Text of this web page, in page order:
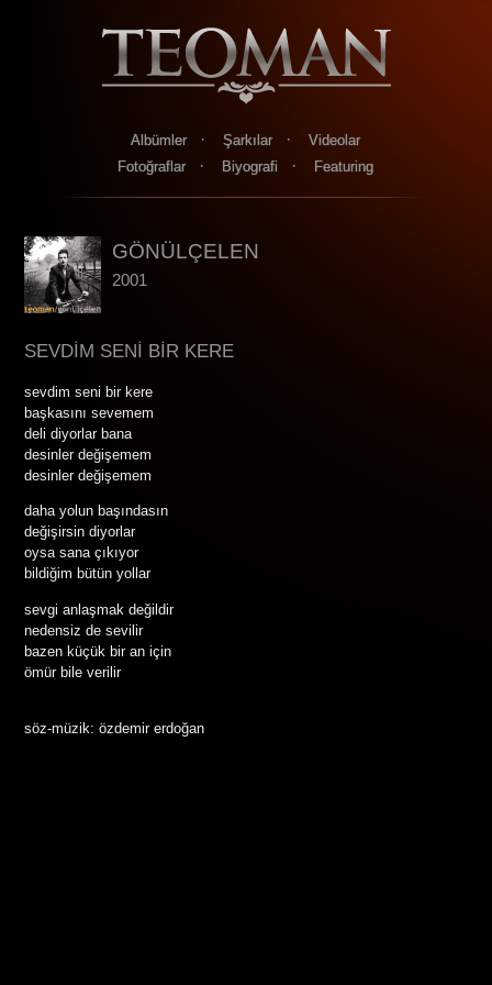
Albümler · Şarkılar ·
Videolar
Fotoğraflar
· Biyografi · Featuring
GÖNÜLÇELEN
2001
SEVDİM SENİ BİR KERE
sevdim seni bir kere
başkasını sevemem
deli diyorlar bana
desinler değişemem
desinler değişemem
daha yolun başındasın
değişirsin diyorlar
oysa sana çıkıyor
bildiğim bütün yollar
sevgi anlaşmak değildir
nedensiz de sevilir
bazen küçük bir an için
ömür bile verilir
söz-müzik: özdemir erdoğan